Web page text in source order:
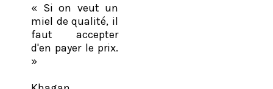
« Si on veut un
miel de qualité, il
faut accepter
d'en payer le prix.
»